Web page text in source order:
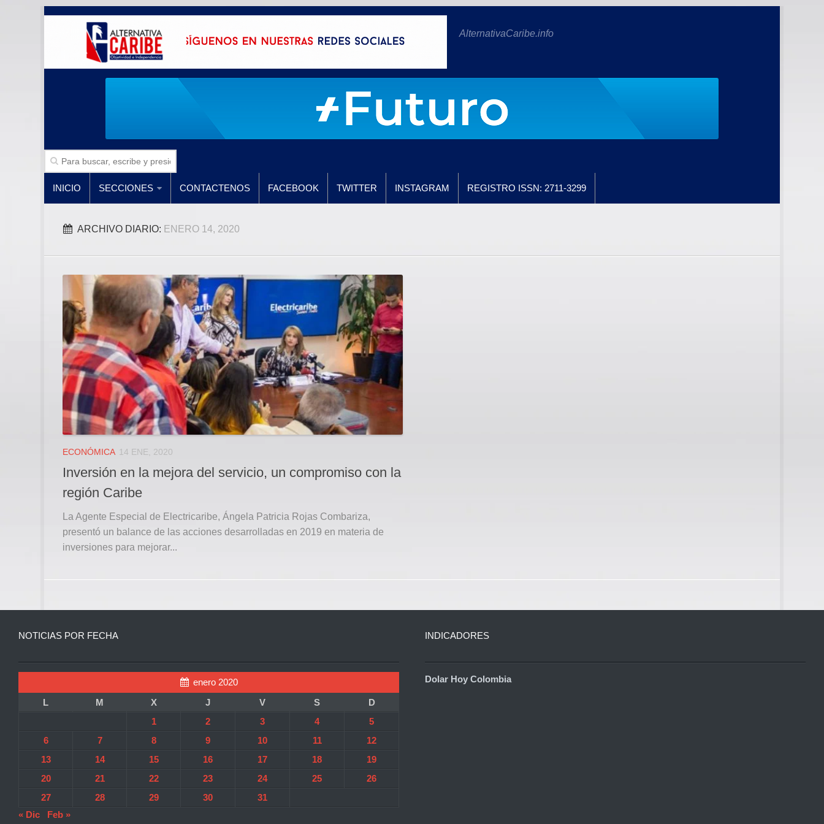
AlternativaCaribe.info
INICIO SECCIONES CONTACTENOS FACEBOOK TWITTER INSTAGRAM REGISTRO ISSN: 2711-3299
ARCHIVO DIARIO: ENERO 14, 2020
ECONÓMICA 14 ENE, 2020
Inversión en la mejora del servicio, un compromiso con la
región Caribe
La Agente Especial de Electricaribe, Ángela Patricia Rojas Combariza,
presentó un balance de las acciones desarrolladas en 2019 en materia de
inversiones para mejorar...
NOTICIAS POR FECHA
enero 2020
L
M X J V S
D
1
2 3 4
5
6
7 8 9 10 11
12
13
14 15 16 17 18
19
20
21 22 23 24 25
26
27
28 29 30
31
« Dic
Feb »
INDICADORES
Dolar Hoy Colombia